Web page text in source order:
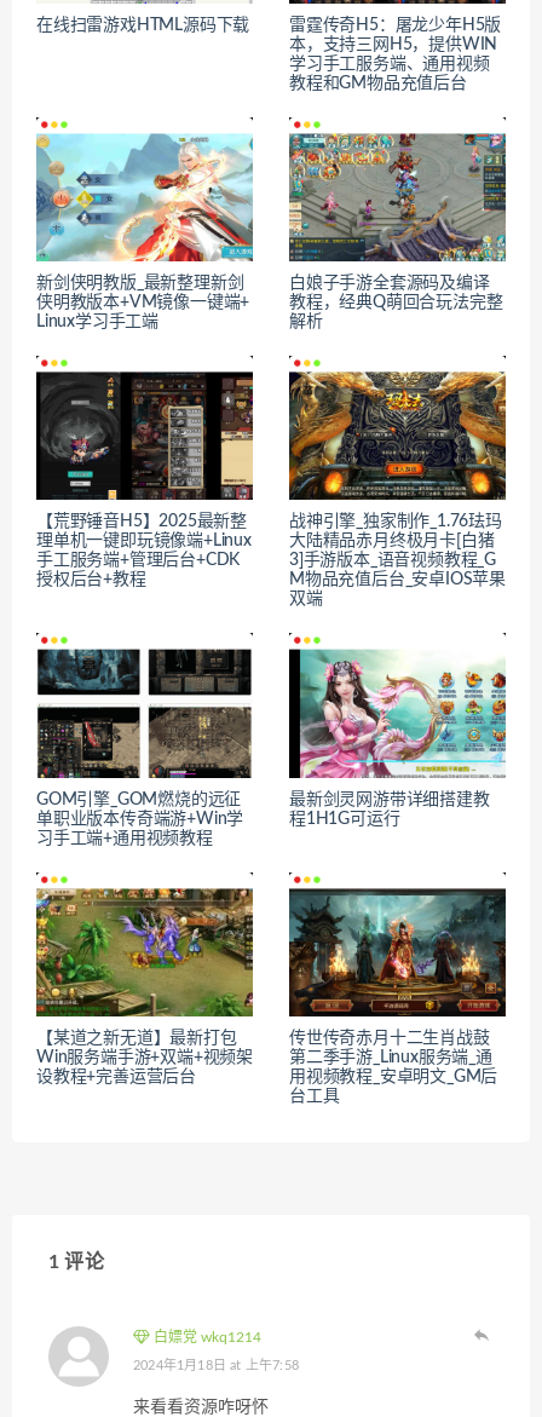
在线扫雷游戏HTML源码下载
雷霆传奇H5：屠龙少年H5版
本，支持三网H5，提供WIN
学习手工服务端、通用视频
教程和GM物品充值后台
新剑侠明教版_最新整理新剑
侠明教版本+VM镜像一键端+
Linux学习手工端
白娘子手游全套源码及编译
教程，经典Q萌回合玩法完整
解析
【荒野锤音H5】2025最新整
理单机一键即玩镜像端+Linux
手工服务端+管理后台+CDK
授权后台+教程
战神引擎_独家制作_1.76珐玛
大陆精品赤月终极月卡[白猪
3]手游版本_语音视频教程_G
M物品充值后台_安卓IOS苹果
双端
GOM引擎_GOM燃烧的远征
单职业版本传奇端游+Win学
习手工端+通用视频教程
最新剑灵网游带详细搭建教
程1H1G可运行
【某道之新无道】最新打包
Win服务端手游+双端+视频架
设教程+完善运营后台
传世传奇赤月十二生肖战鼓
第二季手游_Linux服务端_通
用视频教程_安卓明文_GM后
台工具
1 评论
白嫖党 wkq1214
2024年1月18日 at 上午7:58
来看看资源咋呀怀